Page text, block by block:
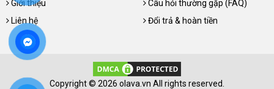
Giới thiệu
Liên hệ
Câu hỏi thường gặp (FAQ)
Đổi trả & hoàn tiền
Copyright © 2026 olava.vn All rights reserved.